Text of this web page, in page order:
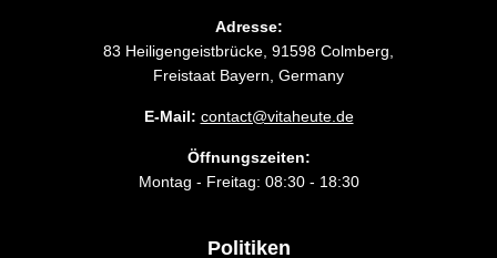
Adresse:
83 Heiligengeistbrücke, 91598 Colmberg,
Freistaat Bayern, Germany
E-Mail: contact@vitaheute.de
Öffnungszeiten:
Montag - Freitag: 08:30 - 18:30
Politiken